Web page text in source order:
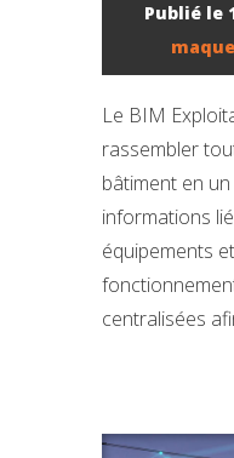
Publié le
Le BIM
rassembler
bâtiment en
informations
équipements
centralisées